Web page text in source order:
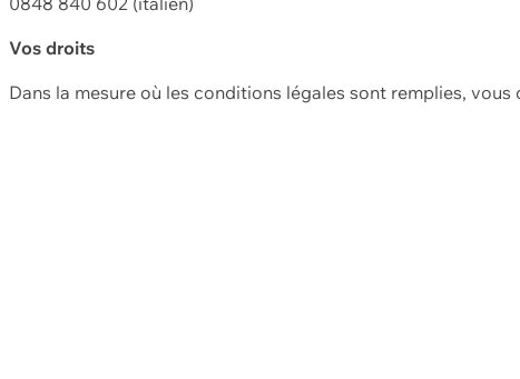
Vos droits
Dans la mesure où les conditions légales sont remplies,